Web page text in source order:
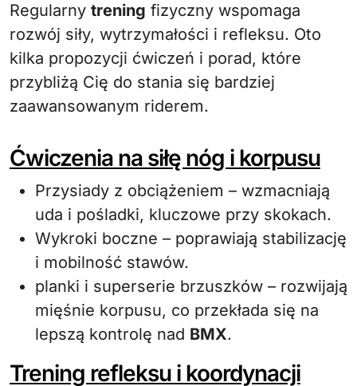
Regularny trening fizyczny wspomaga
rozwój siły, wytrzymałości i refleksu. Oto
kilka propozycji ćwiczeń i porad, które
przybliżą Cię do stania się bardziej
zaawansowanym riderem.
Ćwiczenia na siłę nóg i korpusu
Przysiady z obciążeniem – wzmacniają
uda i pośladki, kluczowe przy skokach.
Wykroki boczne – poprawiają stabilizację
i mobilność stawów.
planki i superserie brzuszków – rozwijają
mięśnie korpusu, co przekłada się na
lepszą kontrolę nad BMX.
Trening refleksu i koordynacji